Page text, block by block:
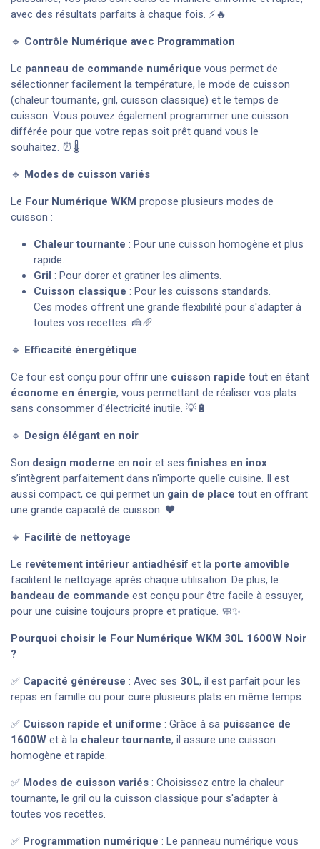
avec des résultats parfaits à chaque fois. ⚡🔥
🔹 Contrôle Numérique avec Programmation
Le panneau de commande numérique vous permet de
sélectionner facilement la température, le mode de cuisson
(chaleur tournante, gril, cuisson classique) et le temps de
cuisson. Vous pouvez également programmer une cuisson
différée pour que votre repas soit prêt quand vous le
souhaitez. ⏰🌡️
🔹 Modes de cuisson variés
Le Four Numérique WKM propose plusieurs modes de
cuisson :
Chaleur tournante : Pour une cuisson homogène et plus
rapide.
Gril : Pour dorer et gratiner les aliments.
Cuisson classique : Pour les cuissons standards.
Ces modes offrent une grande flexibilité pour s'adapter à
toutes vos recettes. 🍰🥖
🔹 Efficacité énergétique
Ce four est conçu pour offrir une cuisson rapide tout en étant
économe en énergie, vous permettant de réaliser vos plats
sans consommer d'électricité inutile. 💡🔋
🔹 Design élégant en noir
Son design moderne en noir et sesfinishes en inox
s’intègrent parfaitement dans n'importe quelle cuisine. Il est
aussi compact, ce qui permet un gain de place tout en offrant
une grande capacité de cuisson. 🖤
🔹 Facilité de nettoyage
Le revêtement intérieur antiadhésif et la porte amovible
facilitent le nettoyage après chaque utilisation. De plus, le
bandeau de commande est conçu pour être facile à essuyer,
pour une cuisine toujours propre et pratique. 🧼✨
Pourquoi choisir le Four Numérique WKM 30L 1600W Noir
?
✅ Capacité généreuse : Avec ses 30L, il est parfait pour les
repas en famille ou pour cuire plusieurs plats en même temps.
✅ Cuisson rapide et uniforme : Grâce à sa puissance de
1600W et à la chaleur tournante, il assure une cuisson
homogène et rapide.
✅ Modes de cuisson variés : Choisissez entre la chaleur
tournante, le gril ou la cuisson classique pour s'adapter à
toutes vos recettes.
✅ Programmation numérique : Le panneau numérique vous